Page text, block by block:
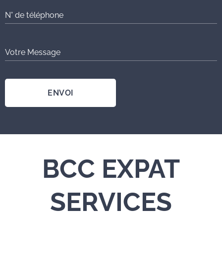
N° de téléphone
Votre Message
ENVOI
BCC EXPAT
SERVICES